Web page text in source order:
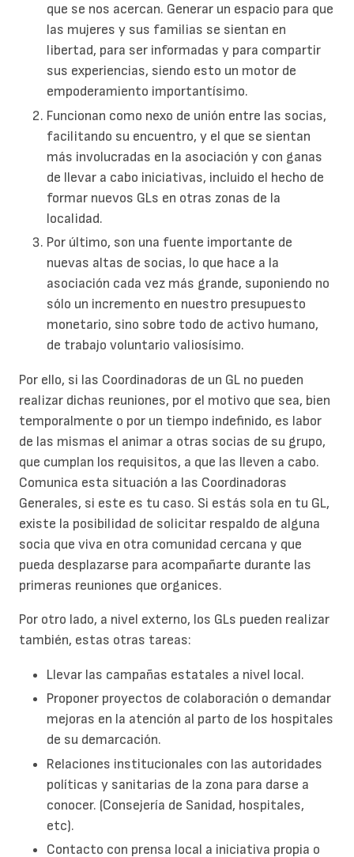
que se nos acercan. Generar un espacio para que
las mujeres y sus familias se sientan en
libertad, para ser informadas y para compartir
sus experiencias, siendo esto un motor de
empoderamiento importantísimo.
Funcionan como nexo de unión entre las socias,
facilitando su encuentro, y el que se sientan
más involucradas en la asociación y con ganas
de llevar a cabo iniciativas, incluido el hecho de
formar nuevos GLs en otras zonas de la
localidad.
Por último, son una fuente importante de
nuevas altas de socias, lo que hace a la
asociación cada vez más grande, suponiendo no
sólo un incremento en nuestro presupuesto
monetario, sino sobre todo de activo humano,
de trabajo voluntario valiosísimo.
Por ello, si las Coordinadoras de un GL no pueden
realizar dichas reuniones, por el motivo que sea, bien
temporalmente o por un tiempo indefinido, es labor
de las mismas el animar a otras socias de su grupo,
que cumplan los requisitos, a que las lleven a cabo.
Comunica esta situación a las Coordinadoras
Generales, si este es tu caso. Si estás sola en tu GL,
existe la posibilidad de solicitar respaldo de alguna
socia que viva en otra comunidad cercana y que
pueda desplazarse para acompañarte durante las
primeras reuniones que organices.
Por otro lado, a nivel externo, los GLs pueden realizar
también, estas otras tareas:
Llevar las campañas estatales a nivel local.
Proponer proyectos de colaboración o demandar
mejoras en la atención al parto de los hospitales
de su demarcación.
Relaciones institucionales con las autoridades
políticas y sanitarias de la zona para darse a
conocer. (Consejería de Sanidad, hospitales,
etc).
Contacto con prensa local a iniciativa propia o